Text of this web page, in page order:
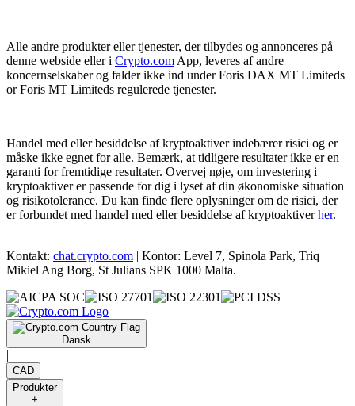
Alle andre produkter eller tjenester, der tilbydes og annonceres på
denne webside eller i Crypto.com App, leveres af andre
koncernselskaber og falder ikke ind under Foris DAX MT Limiteds
or Foris MT Limiteds regulerede tjenester.
Handel med eller besiddelse af kryptoaktiver indebærer risici og er
måske ikke egnet for alle. Bemærk, at tidligere resultater ikke er en
garanti for fremtidige resultater. Overvej nøje, om investering i
kryptoaktiver er passende for dig i lyset af din økonomiske situation
og risikotolerance. Du kan finde flere oplysninger om de risici, der
er forbundet med handel med eller besiddelse af kryptoaktiverher.
Kontakt: chat.crypto.com | Kontor: Level 7, Spinola Park, Triq
Mikiel Ang Borg, St Julians SPK 1000 Malta.
Dansk
|
CAD
Produkter
+